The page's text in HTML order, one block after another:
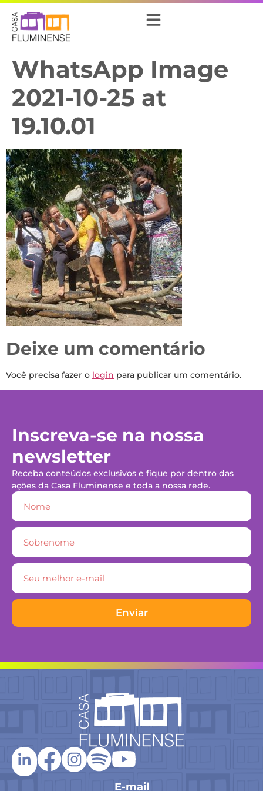
WhatsApp Image
2021-10-25 at
19.10.01
Deixe um comentário
Você precisa fazer o login para publicar um comentário.
Inscreva-se na nossa
newsletter
Receba conteúdos exclusivos e fique por dentro das
ações da Casa Fluminense e toda a nossa rede.
Enviar
E-mail